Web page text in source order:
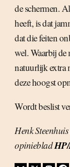
de schermen.
heeft, is dat
dat die feiten
wel. Waarbij de
natuurlijk extra
deze hoogst
Wordt beslist
Henk
opinieblad